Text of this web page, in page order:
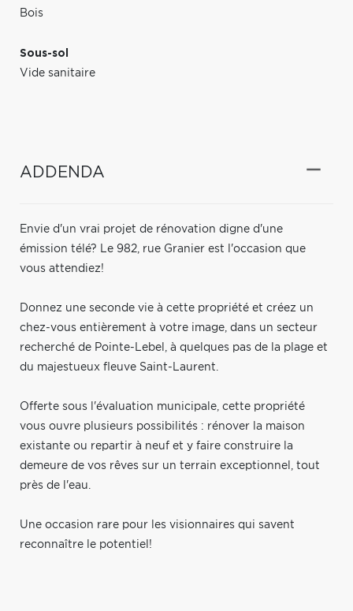
Bois
Sous-sol
Vide sanitaire
ADDENDA
Envie d'un vrai projet de rénovation digne d'une
émission télé? Le 982, rue Granier est l'occasion que
vous attendiez!
Donnez une seconde vie à cette propriété et créez un
chez-vous entièrement à votre image, dans un secteur
recherché de Pointe-Lebel, à quelques pas de la plage et
du majestueux fleuve Saint-Laurent.
Offerte sous l'évaluation municipale, cette propriété
vous ouvre plusieurs possibilités : rénover la maison
existante ou repartir à neuf et y faire construire la
demeure de vos rêves sur un terrain exceptionnel, tout
près de l'eau.
Une occasion rare pour les visionnaires qui savent
reconnaître le potentiel!